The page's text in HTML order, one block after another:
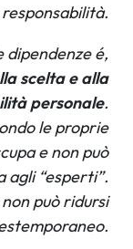
dipendenze é,
scelta e alla
personale.
le proprie
e non può
agli “esperti”.
può ridursi